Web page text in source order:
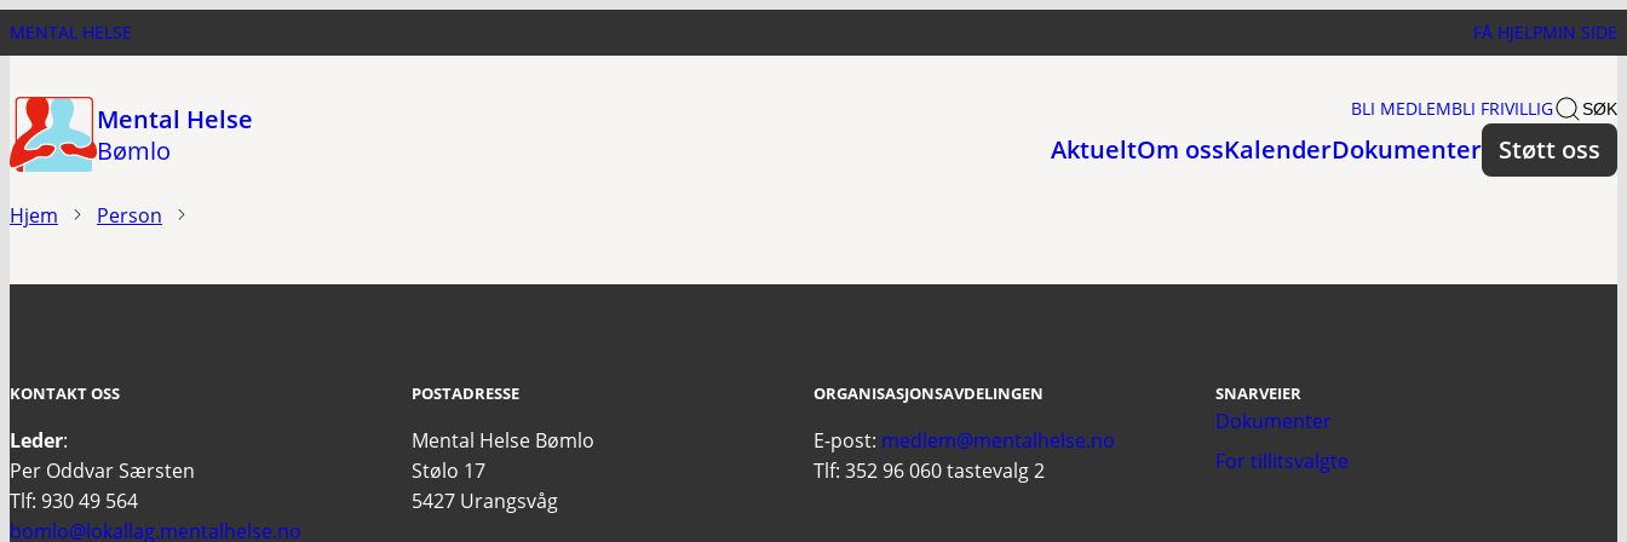
Hopp
til
hovedinnhold
MENTAL HELSE FÅ HJELPMIN SIDE
Mental Helse
Bømlo
BLI MEDLEMBLI FRIVILLIG SØK
AktueltOm ossKalenderDokumenter Støtt oss
Hjem Person
KONTAKT OSS
Leder:
Per Oddvar Særsten
Tlf: 930 49 564
bomlo@lokallag.mentalhelse.no
POSTADRESSE
Mental Helse Bømlo
Stølo 17
5427 Urangsvåg
ORGANISASJONSAVDELINGEN
E-post: medlem@mentalhelse.no
Tlf: 352 96 060 tastevalg 2
SNARVEIER
Dokumenter
For tillitsvalgte